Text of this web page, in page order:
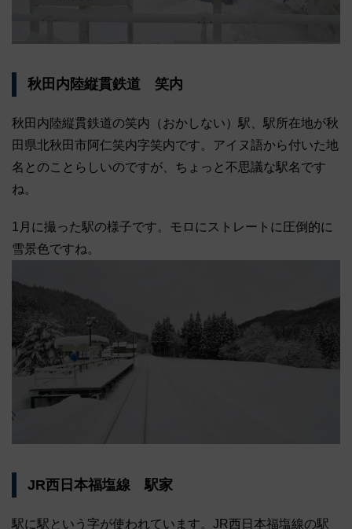
秋田内陸縦貫鉄道 笑内
秋田内陸縦貫鉄道の笑内（おかしない）駅、駅所在地が秋
田県北秋田市阿仁笑内字笑内です。アイヌ語から付いた地
名とのことらしいのですが、ちょっと不思議な駅名です
ね。
1月に撮った駅の様子です。モロにストレートに圧倒的に
雪景色ですね。
JR西日本福塩線 駅家
駅に駅という字が使われています。JR西日本福塩線の駅